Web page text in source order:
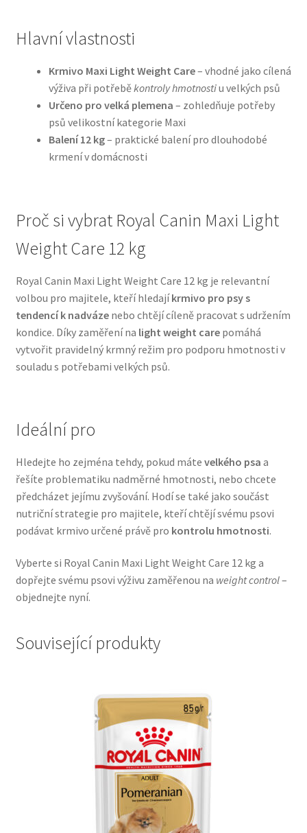
přírodními složkami
Happy Dog — Německá kvalita a přirozené složení
Hill’s pro psy
Hračky pro psy
N&D Farmina pro psy — Italské holistic krmivo
Oblečky pro psy
Pamlsky pro psy
Pelíšky pro psy
Ortopedické pelíšky
Purizon pro psy — Vysoký obsah masa, bez obilovin
Royal Canin pro psy
Veterinární dieta pro psy
Wolf of Wilderness
Hlavní vlastnosti
Krmivo Maxi Light Weight Care– vhodné jako cílená
výživa při potřeběkontroly hmotnostiu velkých psů
Určeno pro velká plemena – zohledňuje potřeby
psů velikostní kategorie Maxi
Balení 12 kg– praktické balení pro dlouhodobé
krmení v domácnosti
Proč si vybrat Royal Canin Maxi Light
Weight Care 12 kg
Royal Canin Maxi Light Weight Care 12 kg je relevantní
volbou pro majitele, kteří hledajíkrmivo pro psy s
tendencí k nadvázenebo chtějí cíleně pracovat s udržením
kondice. Díky zaměření na light weight carepomáhá
vytvořit pravidelný krmný režim pro podporu hmotnosti v
souladu s potřebami velkých psů.
Ideální pro
Hledejte ho zejména tehdy, pokud máte velkého psa a
řešíte problematiku nadměrné hmotnosti, nebo chcete
předcházet jejímu zvyšování. Hodí se také jako součást
nutriční strategie pro majitele, kteří chtějí svému psovi
podávat krmivo určené právě pro kontrolu hmotnosti.
Vyberte si Royal Canin Maxi Light Weight Care 12 kg a
dopřejte svému psovi výživu zaměřenou na weight control–
objednejte nyní.
Související produkty